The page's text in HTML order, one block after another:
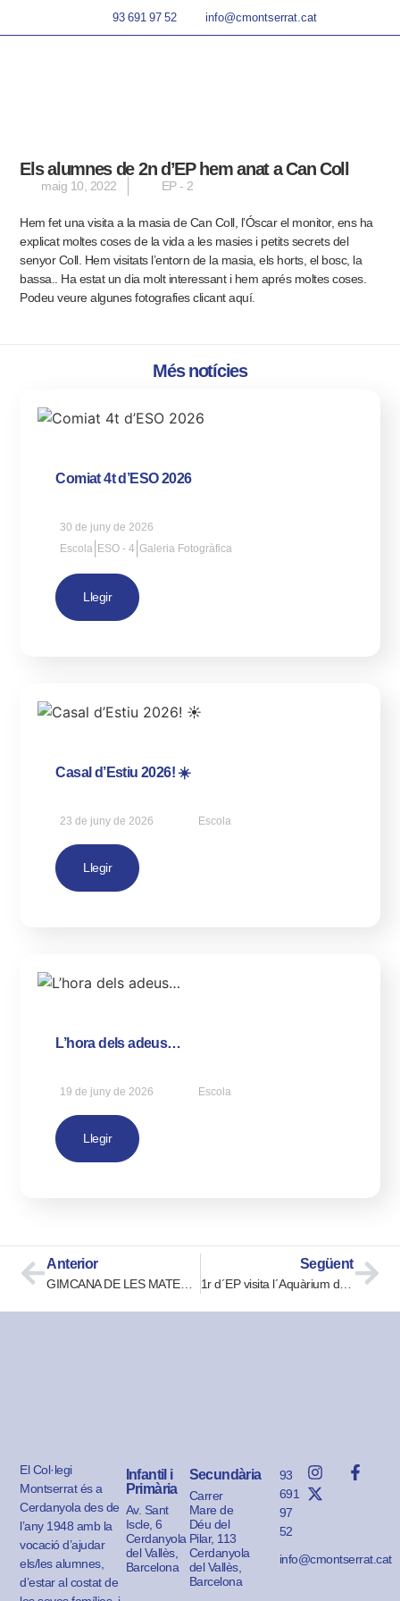
93 691 97 52 info@cmontserrat.cat
Els alumnes de 2n d’EP hem anat a Can Coll
maig 10, 2022 EP - 2
Hem fet una visita a la masia de Can Coll, l’Óscar el monitor, ens ha
explicat moltes coses de la vida a les masies i petits secrets del
senyor Coll. Hem visitats l’entorn de la masia, els horts, el bosc, la
bassa.. Ha estat un dia molt interessant i hem aprés moltes coses.
Podeu veure algunes fotografies clicant aquí.
Més notícies
Comiat 4t d’ESO 2026
30 de juny de 2026
Escola ESO - 4 |Galeria Fotogràfica
Llegir
Casal d’Estiu 2026! ☀️
23 de juny de 2026 Escola
Llegir
L’hora dels adeus…
19 de juny de 2026 Escola
Llegir
Anterior
GIMCANA DE LES MATEMÀTIQUES 2022
Següent
El Col·legi
Montserrat és a
Cerdanyola des de
l’any 1948 amb la
vocació d’ajudar
els/les alumnes,
d’estar al costat de
Infantil i
Primària
Av. Sant
Iscle, 6
Cerdanyola
del Vallès,
Barcelona
Secundària
Carrer
Mare de
Déu del
Pilar, 113
Cerdanyola
del Vallès,
Barcelona
93
691
97
52
info@cmontserrat.cat